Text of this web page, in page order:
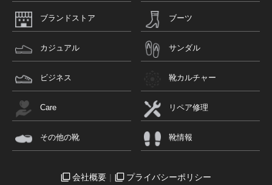
ブランドストア ブーツ
カジュアル サンダル
ビジネス 靴カルチャー
Care リペア修理
その他の靴 靴情報
会社概要 プライバシーポリシー